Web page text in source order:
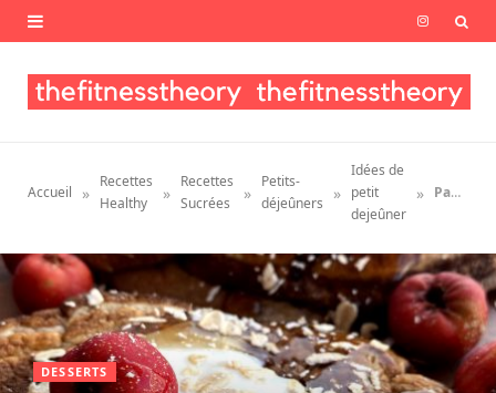
I
s
r
a
Accueil »
Recettes
Healthy
»
Recettes
Sucrées
»
Petits-
déjeûners
»
Idées de
petit
dejeûner
» Pancake Géant: LA recette super light pour le petit déjeuner !
DESSERTS